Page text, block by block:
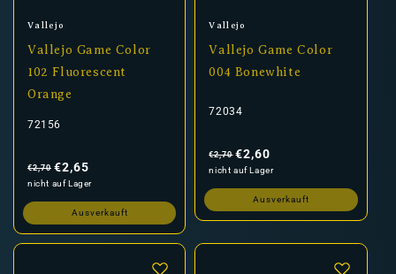
Anbieter:
Vallejo
Vallejo Game Color
102 Fluorescent
Orange
72156
Preis
€2,70 €2,65
nicht auf Lager
Ausverkauft
Anbieter:
Vallejo
Vallejo Game Color
004 Bonewhite
72034
Preis
€2,70 €2,60
nicht auf Lager
Ausverkauft